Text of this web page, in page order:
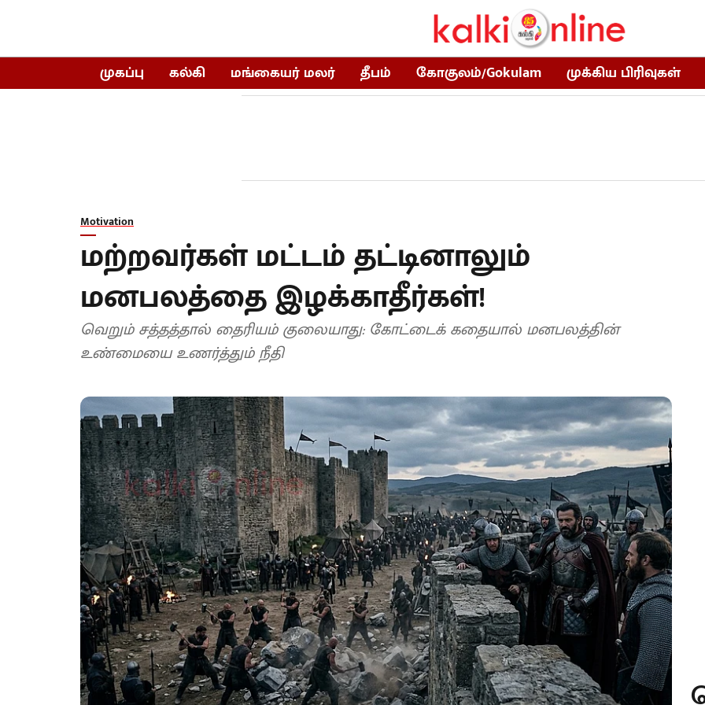
முகப்பு கல்கி மங்கையர் மலர் தீபம் கோகுலம்/Gokulam முக்கிய பிரிவுகள்
Motivation
மற்றவர்கள் மட்டம் தட்டினாலும்
மனபலத்தை இழக்காதீர்கள்!
வெறும் சத்தத்தால் தைரியம் குலையாது: கோட்டைக் கதையால் மனபலத்தின்
உண்மையை உணர்த்தும் நீதி